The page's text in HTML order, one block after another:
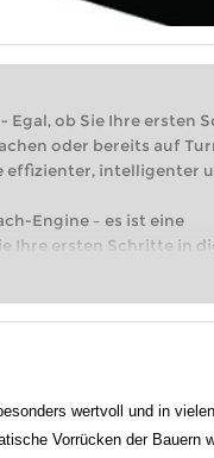
ob Sie Ihre ersten
oder bereits auf
effizienter, intelligenter
Engine – es ist eine
Ihre ersten Schritte in
auf Turnierniveau
wertvoll und in
Vorrücken der Bauern